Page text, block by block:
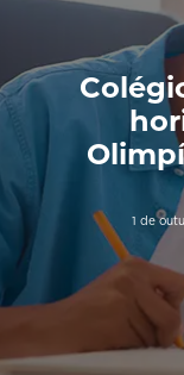
1 de